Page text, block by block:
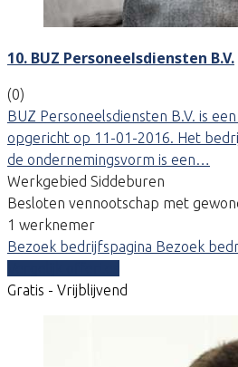
10. BUZ Personeelsdiensten B.V.
(0)
BUZ Personeelsdiensten B.V. is
opgericht op 11-01-2016. Het
de ondernemingsvorm is een…
Werkgebied Siddeburen
Besloten vennootschap met
1 werknemer
Bezoek bedrijfspagina Bezoek
Gratis - Vrijblijvend